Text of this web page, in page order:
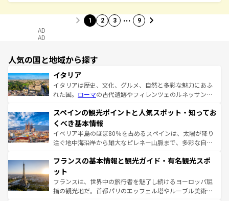
1 2 3 … 9
AD
AD
人気の国と地域から探す
イタリア
イタリアは歴史、文化、グルメ、自然と多彩な魅力にあふ
れた国。 ローマの古代遺跡やフィレンツェのルネッサンス
ろん、トスカーナの美しい田園風景やアマルフィ海岸の絶
景など、自然景観も見逃せない。観光の合間には、本場の
ピザやパスタなど、絶品のイタリア料理を堪能することも
できる。朝目覚めてから夜眠るまで、すべての瞬間を楽し
なお、新着のイタリア情報はコンテンツ一覧を参照してほ
しい。
スペインの観光ポイントと人気スポット・知ってお
くべき基本情報
イベリア半島のほぼ80％を占めるスペインは、太陽が降り
注ぐ地中海沿岸から雄大なピレネー山脈まで、多彩な自然
文化が根付くこの国では、情熱的なフラメンコ、熱気あふ
れる闘牛、そして美味しいタパスが生活の一部となってい
る。首都マドリードの洗練された雰囲気や、バルセロナの
アートに溢れた街角から、地方では古代ローマ遺跡や中世
フランスの基本情報と観光ガイド・有名観光スポ
ット
フランスは、世界中の旅行者を魅了し続けるヨーロッパ屈
指の観光地だ。首都パリのエッフェル塔やルーブル美術館